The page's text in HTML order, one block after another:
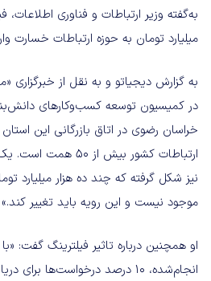
میلیارد تومان به حوزه ارتباطات خسارت
به گزارش دیجیاتو و به نقل از خبرگزاری
در کمیسیون توسعه کسب‌وکارهای
خراسان رضوی در اتاق بازرگانی این
ارتباطات کشور بیش
نیز شکل گرفته که چند ده هزار میلیارد
موجود نیست و این رویه باید تغییر کند.»
او همچنین درباره تاثیر فیلترینگ گفت:
انجام‌شده، ۱۰ درصد درخواست‌ها